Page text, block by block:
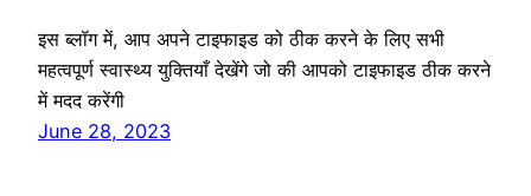
इस ब्लॉग में, आप अपने टाइफाइड को ठीक करने के लिए सभी
महत्वपूर्ण स्वास्थ्य युक्तियाँ देखेंगे जो की आपको टाइफाइड ठीक करने
में मदद करेंगी
June 28, 2023